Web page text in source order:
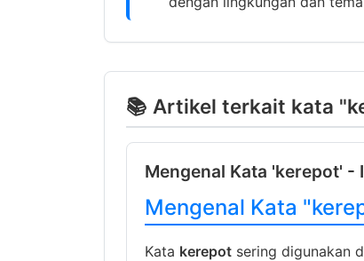
📚 Artikel terkait kata
Mengenal Kata 'kerepot'
Mengenal Kata
Kata kerepot sering digunakan